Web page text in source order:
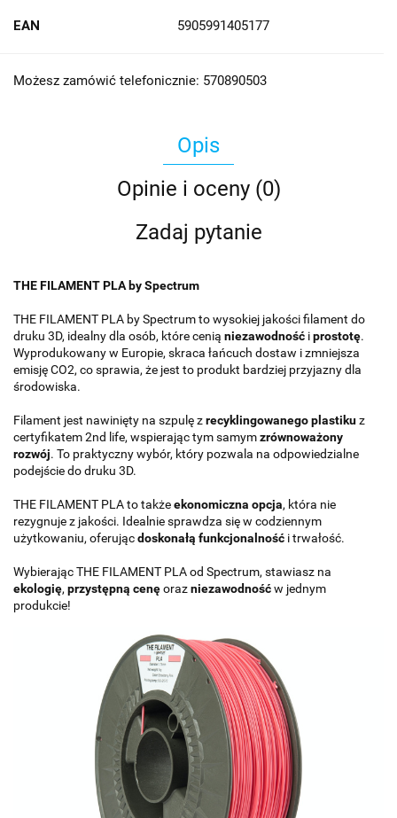
EAN 5905991405177
Możesz zamówić telefonicznie: 570890503
Opis
Opinie i oceny (0)
Zadaj pytanie
THE FILAMENT PLA by Spectrum
THE FILAMENT PLA by Spectrum to wysokiej jakości filament do
druku 3D, idealny dla osób, które cenią niezawodność iprostotę.
Wyprodukowany w Europie, skraca łańcuch dostaw i zmniejsza
emisję CO2, co sprawia, że jest to produkt bardziej przyjazny dla
środowiska.
Filament jest nawinięty na szpulę zrecyklingowanego plastikuz
certyfikatem 2nd life, wspierając tym samymzrównoważony
rozwój. To praktyczny wybór, który pozwala na odpowiedzialne
podejście do druku 3D.
THE FILAMENT PLA to takżeekonomiczna opcja, która nie
rezygnuje z jakości. Idealnie sprawdza się w codziennym
użytkowaniu, oferującdoskonałą funkcjonalność i trwałość.
Wybierając THE FILAMENT PLA od Spectrum, stawiasz na
ekologię, przystępną cenęorazniezawodnośćw jednym
produkcie!